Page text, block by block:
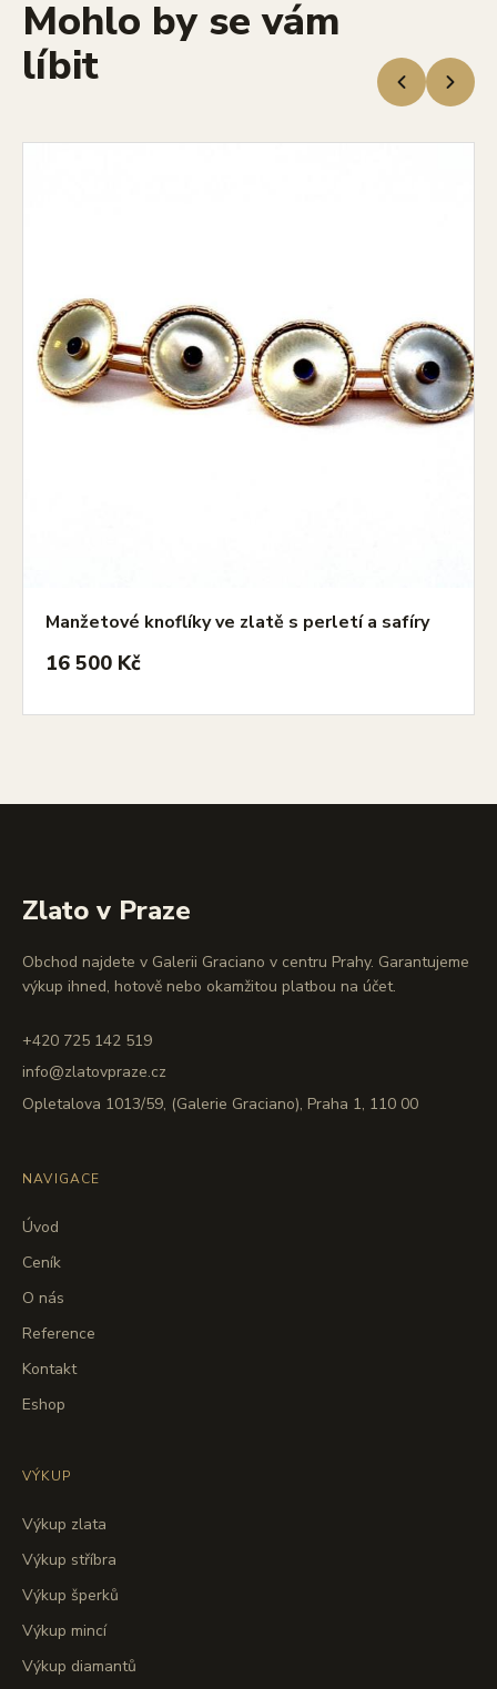
Mohlo by se vám
líbit
Manžetové knoflíky ve zlatě s perletí a safíry
16 500 Kč
Zlato v Praze
Obchod najdete v Galerii Graciano v centru Prahy. Garantujeme
výkup ihned, hotově nebo okamžitou platbou na účet.
+420 725 142 519
info@zlatovpraze.cz
Opletalova 1013/59, (Galerie Graciano), Praha 1, 110 00
NAVIGACE
Úvod
Ceník
O nás
Reference
Kontakt
Eshop
VÝKUP
Výkup zlata
Výkup stříbra
Výkup šperků
Výkup mincí
Výkup diamantů